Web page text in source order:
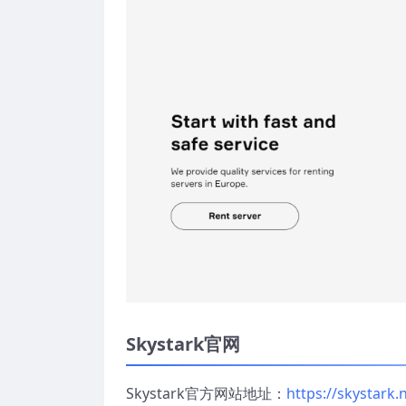
Skystark官网
Skystark官方网站地址： https://